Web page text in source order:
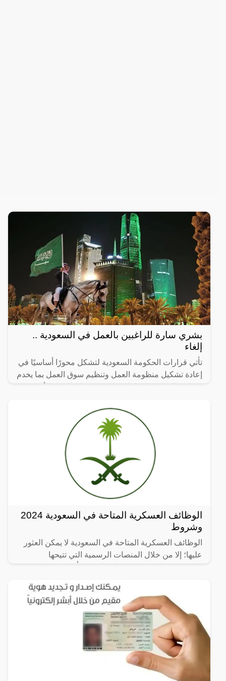
بشري سارة للراغبين بالعمل في السعودية ..
إلغاء
تأتي قرارات الحكومة السعودية لتشكل محورًا أساسيًا في
إعادة تشكيل منظومة العمل وتنظيم سوق العمل بما يخدم
الوظائف العسكرية المتاحة في السعودية 2024
وشروط
الوظائف العسكرية المتاحة في السعودية لا يمكن العثور
عليها؛ إلا من خلال المنصات الرسمية التي تتيحها